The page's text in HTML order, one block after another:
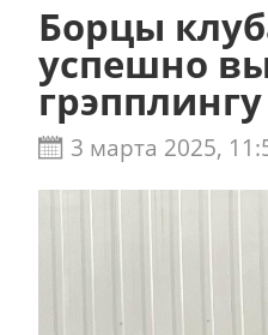
Борцы
успешно
грэпплингу
3 марта 2025,